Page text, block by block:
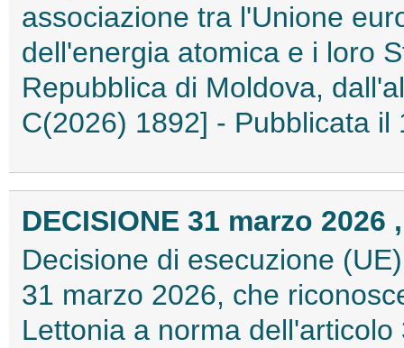
associazione tra l'Unione
dell'energia atomica e i loro
Repubblica di Moldova,
C(2026) 1892] - Pubblicata il
DECISIONE 31 marzo 2026
Decisione di esecuzione
31 marzo 2026, che
Lettonia a norma